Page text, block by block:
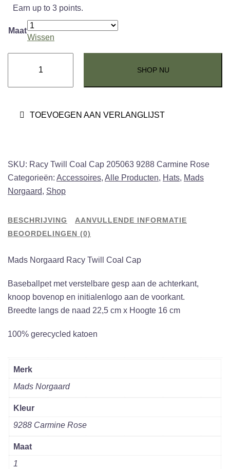
Earn up to 3 points.
Maat
Wissen
Norgaard
Racy
Coal
aantal
SHOP NU
TOEVOEGEN AAN VERLANGLIJST
SKU: Racy Twill Coal Cap 205063 9288 Carmine Rose
Categorieën: Accessoires, Alle Producten, Hats, Mads
Norgaard, Shop
BESCHRIJVING
AANVULLENDE INFORMATIE
BEOORDELINGEN (0)
Mads Norgaard Racy Twill Coal Cap
Baseballpet met verstelbare gesp aan de achterkant,
knoop bovenop en initialenlogo aan de voorkant.
Breedte langs de naad 22,5 cm x Hoogte 16 cm
100% gerecycled katoen
Merk
Mads Norgaard
Kleur
9288 Carmine Rose
Maat
1